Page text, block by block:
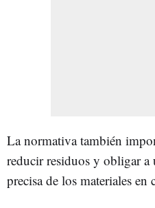
La normativa también
reducir residuos y obligar a
precisa de los materiales en